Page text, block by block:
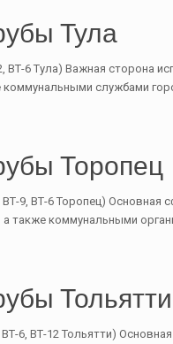
Тула
6 Тула) Важная сторона
службами
Торопец
9, ВТ-6 Торопец) Основная
коммунальными
Тольятти
6, ВТ-12 Тольятти)